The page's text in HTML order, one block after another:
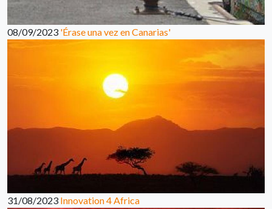
08/09/2023 'Érase una vez en Canarias'
31/08/2023 Innovation 4 Africa